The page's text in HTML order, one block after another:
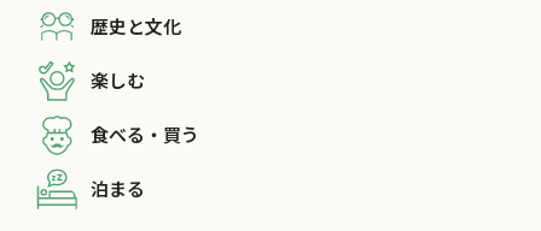
歴史と文化
楽しむ
食べる・買う
泊まる